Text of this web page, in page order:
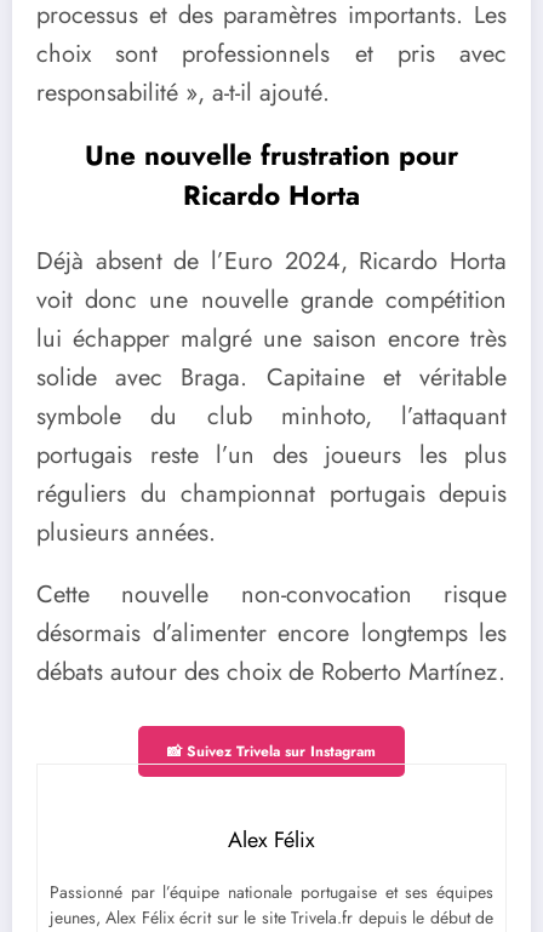
processus et des paramètres importants. Les
choix sont professionnels et pris avec
responsabilité », a-t-il ajouté.
Une nouvelle frustration pour
Ricardo Horta
Déjà absent de l’Euro 2024, Ricardo Horta
voit donc une nouvelle grande compétition
lui échapper malgré une saison encore très
solide avec Braga. Capitaine et véritable
symbole du club minhoto, l’attaquant
portugais reste l’un des joueurs les plus
réguliers du championnat portugais depuis
plusieurs années.
Cette nouvelle non-convocation risque
désormais d’alimenter encore longtemps les
débats autour des choix de Roberto Martínez.
📸 Suivez Trivela sur Instagram
Alex Félix
Passionné par l’équipe nationale portugaise et ses équipes
jeunes, Alex Félix écrit sur le site Trivela.fr depuis le début de